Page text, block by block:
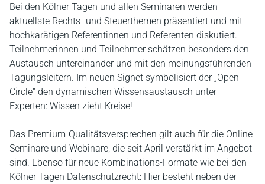
Bei den Kölner Tagen und allen Seminaren werden
aktuellste Rechts- und Steuerthemen präsentiert und mit
hochkarätigen Referentinnen und Referenten diskutiert.
Teilnehmerinnen und Teilnehmer schätzen besonders den
Austausch untereinander und mit den meinungsführenden
Tagungsleitern. Im neuen Signet symbolisiert der „Open
Circle“ den dynamischen Wissensaustausch unter
Experten: Wissen zieht Kreise!
Das Premium-Qualitätsversprechen gilt auch für die Online-
Seminare und Webinare, die seit April verstärkt im Angebot
sind. Ebenso für neue Kombinations-Formate wie bei den
Kölner Tagen Datenschutzrecht: Hier besteht neben der